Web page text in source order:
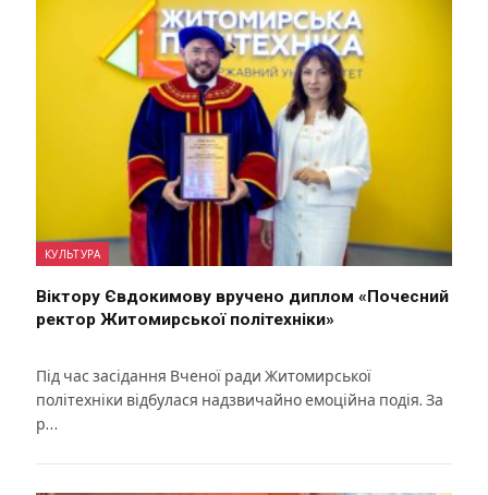
КУЛЬТУРА
Віктору Євдокимову вручено диплом «Почесний
ректор Житомирської політехніки»
Під час засідання Вченої ради Житомирської
політехніки відбулася надзвичайно емоційна подія. За
р…